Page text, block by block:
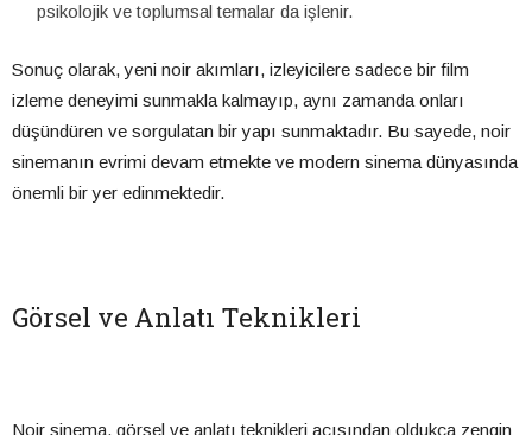
psikolojik ve toplumsal temalar da işlenir.
Sonuç olarak, yeni noir akımları, izleyicilere sadece bir film
izleme deneyimi sunmakla kalmayıp, aynı zamanda onları
düşündüren ve sorgulatan bir yapı sunmaktadır. Bu sayede, noir
sinemanın evrimi devam etmekte ve modern sinema dünyasında
önemli bir yer edinmektedir.
Görsel ve Anlatı Teknikleri
Noir sinema, görsel ve anlatı teknikleri açısından oldukça zengin